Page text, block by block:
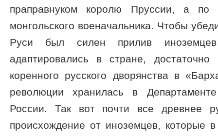
праправнуком королю Пруссии, а
монгольского военачальника. Чтобы
Руси был силен прилив
адаптировались в стране, достаточно
коренного русского дворянства в
революции хранилась в
России. Так вот почти все древнее
происхождение от иноземцев, которые